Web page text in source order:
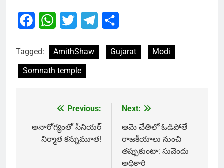
FacebookWhatsApp
Twitter Telegram
Tagged: AmithShaw Gujarat
Modi
Somnath temple
navigation
Previous:
అనారోగ్యంతో సీనియర్
నిర్మాత కన్నుమూత!
Next:
ఆమె చేతిలో ఓడిపోతే
రాజకీయాలు నుంచి
తప్పుకుంటా: సువెందు
అధికారి